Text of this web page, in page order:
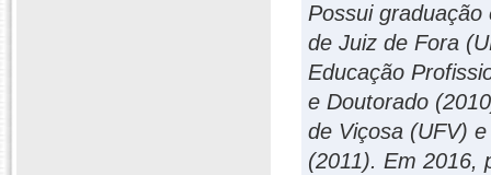
Possui
de Juiz de Fora
Educação
e Doutorado
de Viçosa (UFV)
(2011). Em 2016,